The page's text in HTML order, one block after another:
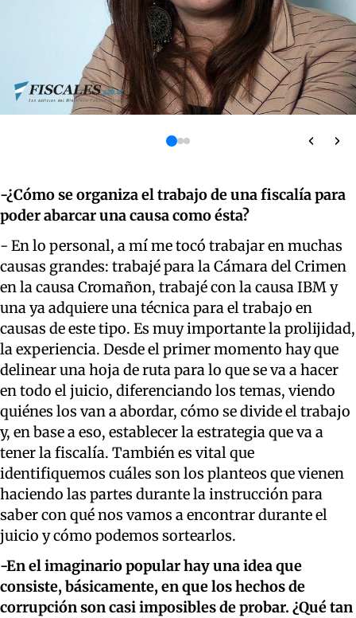
-¿Cómo se organiza el trabajo de una fiscalía para
poder abarcar una causa como ésta?
- En lo personal, a mí me tocó trabajar en muchas
causas grandes: trabajé para la Cámara del Crimen
en la causa Cromañon, trabajé con la causa IBMy
una ya adquiere una técnica para el trabajo en
causas de este tipo. Es muy importante la prolijidad,
la experiencia. Desde el primer momento hay que
delinear una hoja de ruta para lo que se va a hacer
en todo el juicio, diferenciando los temas, viendo
quiénes los van a abordar, cómo se divide el trabajo
y, en base a eso, establecer la estrategia que va a
tener la fiscalía. También es vital que
identifiquemos cuáles son los planteos que vienen
haciendo las partes durante la instrucción para
saber con qué nos vamos a encontrar durante el
juicio y cómo podemos sortearlos.
-En el imaginario popular hay una idea que
consiste, básicamente, en que los hechos de
corrupción son casi imposibles de probar. ¿Qué tan